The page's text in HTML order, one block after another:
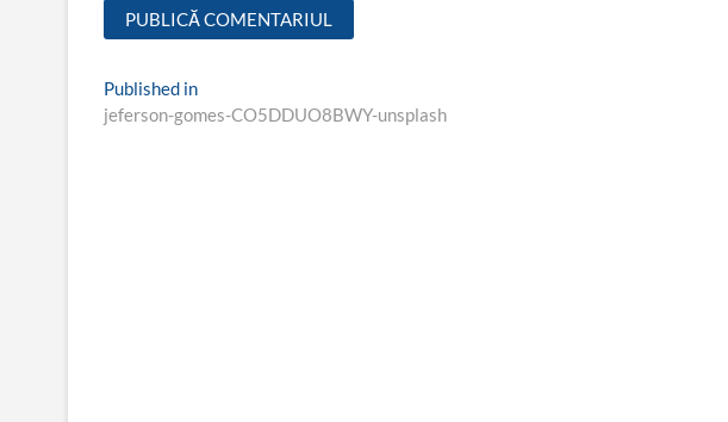
Navigare
în
Published in
jeferson-gomes-CO5DDUO8BWY-unsplash